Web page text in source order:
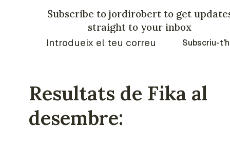
Subscribe to jordirobert to get
straight to your inbox
Subscriu-
Resultats de Fika al
desembre: